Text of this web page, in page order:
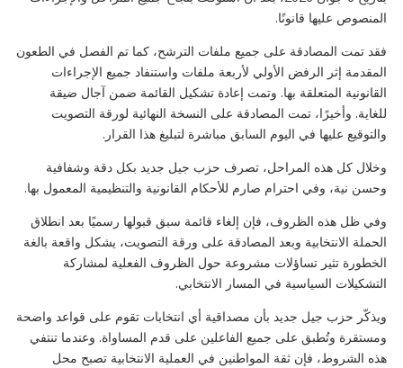
المنصوص عليها قانونًا.
فقد تمت المصادقة على جميع ملفات الترشح، كما تم الفصل في الطعون
المقدمة إثر الرفض الأولي لأربعة ملفات واستنفاد جميع الإجراءات
القانونية المتعلقة بها. وتمت إعادة تشكيل القائمة ضمن آجال ضيقة
للغاية. وأخيرًا، تمت المصادقة على النسخة النهائية لورقة التصويت
والتوقيع عليها في اليوم السابق مباشرة لتبليغ هذا القرار.
وخلال كل هذه المراحل، تصرف حزب جيل جديد بكل دقة وشفافية
وحسن نية، وفي احترام صارم للأحكام القانونية والتنظيمية المعمول بها.
وفي ظل هذه الظروف، فإن إلغاء قائمة سبق قبولها رسميًا بعد انطلاق
الحملة الانتخابية وبعد المصادقة على ورقة التصويت، يشكل واقعة بالغة
الخطورة تثير تساؤلات مشروعة حول الظروف الفعلية لمشاركة
التشكيلات السياسية في المسار الانتخابي.
ويذكّر حزب جيل جديد بأن مصداقية أي انتخابات تقوم على قواعد واضحة
ومستقرة وتُطبق على جميع الفاعلين على قدم المساواة. وعندما تنتفي
هذه الشروط، فإن ثقة المواطنين في العملية الانتخابية تصبح محل